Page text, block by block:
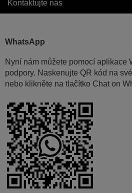
Kontaktujte nás
WhatsApp
Nyní nám můžete pomocí aplikace
podpory. Naskenujte QR kód na
nebo klikněte na tlačítko Chat on